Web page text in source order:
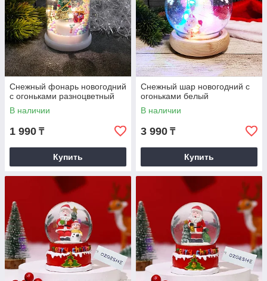
Снежный фонарь новогодний
с огоньками разноцветный
В наличии
1 990 ₸
Купить
Снежный шар новогодний с
огоньками белый
В наличии
3 990 ₸
Купить